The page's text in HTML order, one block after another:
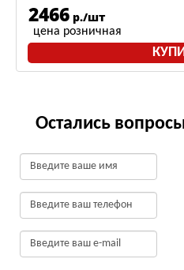
2466 р./шт
цена розничная
Остались